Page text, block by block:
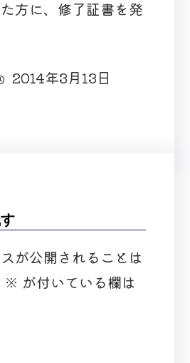
方に、修了証書を発
2014年3月13日
が公開されることは
※ が付いている欄は